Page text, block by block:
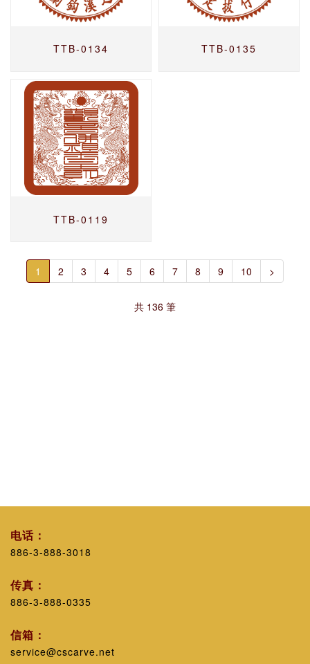
TTB-0134 TTB-0135
TTB-0119
1 2 3 4 5 6 7 8 9 10 >
共 136 筆
电话：
886-3-888-3018
传真：
886-3-888-0335
信箱：
service@cscarve.net